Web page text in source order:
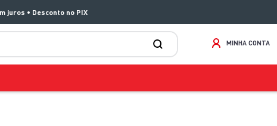
juros • Desconto no PIX
MINHA CONTA